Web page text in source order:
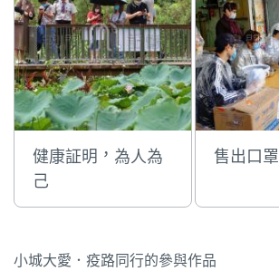
健康証明，為人為
己
售出口罩
小城大愛．疫路同行的參與作品